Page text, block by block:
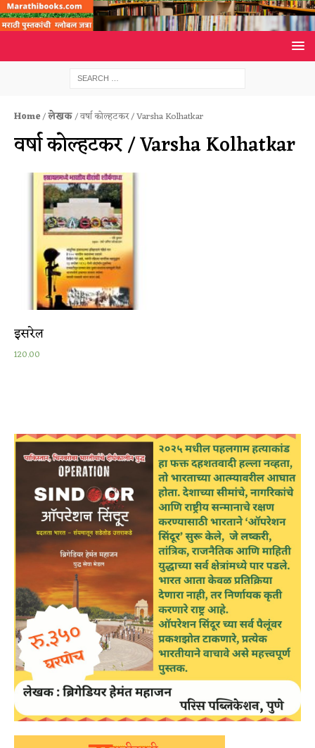
Home/लेखक/ वर्षा कोल्हटकर / Varsha Kolhatkar
वर्षा कोल्हटकर / Varsha Kolhatkar
इसरेल
120.00